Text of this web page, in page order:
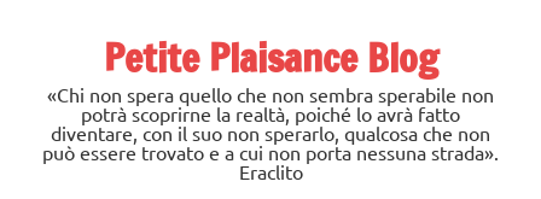
Petite Plaisance Blog
«Chi non spera quello che non sembra sperabile non
potrà scoprirne la realtà, poiché lo avrà fatto
diventare, con il suo non sperarlo, qualcosa che non
può essere trovato e a cui non porta nessuna strada».
Eraclito